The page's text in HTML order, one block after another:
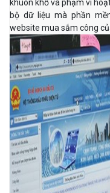
khuôn khổ và phạm vi
bộ dữ liệu mà phần
website mua sắm công